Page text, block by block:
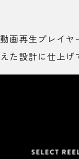
画再生プレイ
た設計に仕上げ